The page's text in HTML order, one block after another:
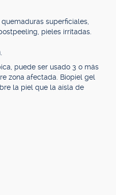
superficiales,
pieles irritadas.
puede ser usado 3 o más
zona afectada. Biopiel gel
la piel que la aísla de